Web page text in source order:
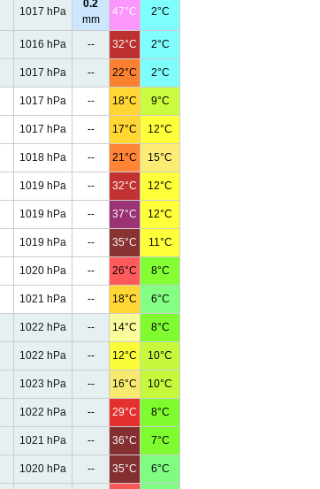
1017 hPa
0.2
mm
47°C 2°C
1016 hPa -- 32°C 2°C
1017 hPa -- 22°C 2°C
1017 hPa -- 18°C 9°C
1017 hPa -- 17°C 12°C
1018 hPa -- 21°C 15°C
1019 hPa -- 32°C 12°C
1019 hPa -- 37°C 12°C
1019 hPa -- 35°C 11°C
1020 hPa -- 26°C 8°C
1021 hPa -- 18°C 6°C
1022 hPa -- 14°C 8°C
1022 hPa -- 12°C 10°C
1023 hPa -- 16°C 10°C
1022 hPa -- 29°C 8°C
1021 hPa -- 36°C 7°C
1020 hPa -- 35°C 6°C